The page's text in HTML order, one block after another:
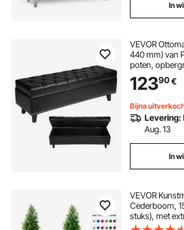
In
VEVOR
440 mm) van
poten,
knoopsluiting,
bedbank,
woonkamer,
12390€
Bijna
Levering:
Aug. 13
In
VEVOR
Cederboom,
stuks), met
Kunstmatige